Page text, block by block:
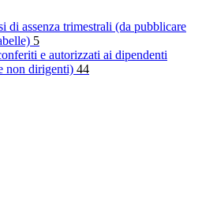
di assenza trimestrali (da pubblicare
5
e autorizzati ai dipendenti
non dirigenti) 44